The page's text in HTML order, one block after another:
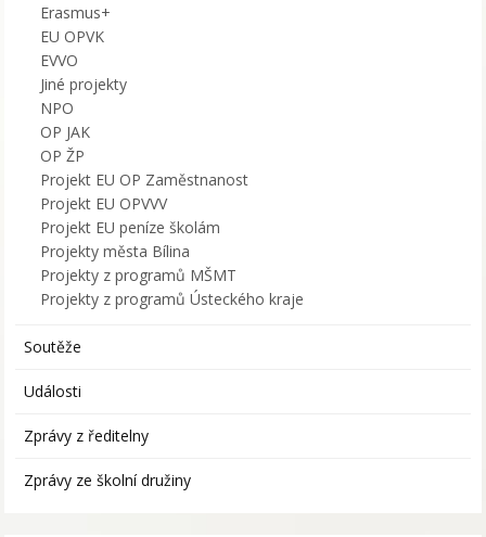
Erasmus+
EU OPVK
EVVO
Jiné projekty
NPO
OP JAK
OP ŽP
Projekt EU OP Zaměstnanost
Projekt EU OPVVV
Projekt EU peníze školám
Projekty města Bílina
Projekty z programů MŠMT
Projekty z programů Ústeckého kraje
Soutěže
Události
Zprávy z ředitelny
Zprávy ze školní družiny